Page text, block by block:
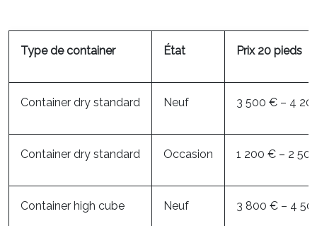
Type de container État Prix 20 pieds
Container dry standard Neuf 3 500 € – 4
Container dry standard Occasion 1 200 € – 2
Container high cube Neuf 3 800 € – 4